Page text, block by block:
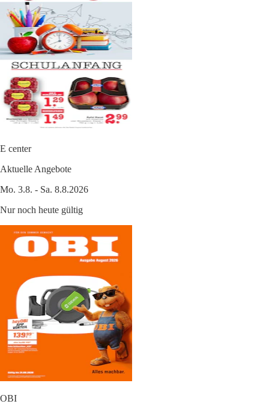
E center
Aktuelle Angebote
Mo. 3.8. - Sa. 8.8.2026
Nur noch heute gültig
OBI